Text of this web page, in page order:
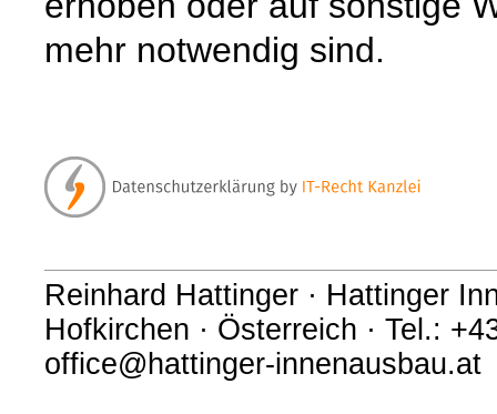
mehr notwendig sind.
Reinhard Hattinger · Hattinger
Hofkirchen · Österreich · Tel.:
office@hattinger-innenausbau.at